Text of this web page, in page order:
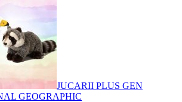
JUCARII PLUS GEN
GEOGRAPHIC